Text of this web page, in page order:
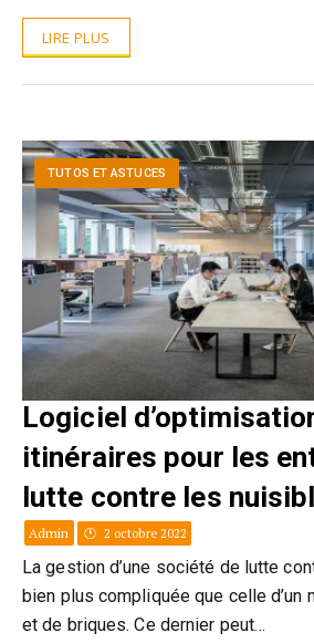
LIRE PLUS
TUTOS ET ASTUCES
Logiciel
itinéraires pour les
lutte contre les
Admin 2 octobre 2022
La gestion d’une société de lutte
bien plus compliquée que celle d’un
et de briques. Ce dernier peut…